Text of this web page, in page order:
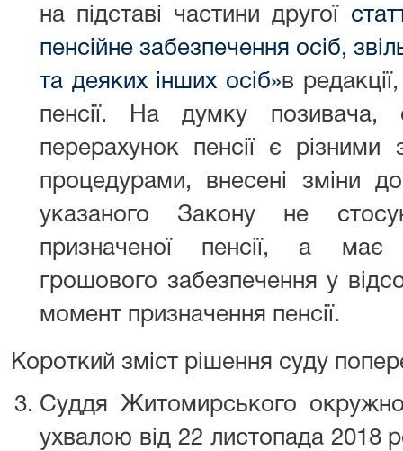
на підставі частини другої
пенсійне забезпечення осіб,
та деяких інших осіб»в
пенсії. На думку позивача,
перерахунок пенсії є
процедурами, внесені зміни
указаного Закону не
призначеної пенсії, а має
грошового забезпечення у
момент призначення пенсії.
Короткий зміст рішення суду
Суддя Житомирського
ухвалою від 22 листопада 2018